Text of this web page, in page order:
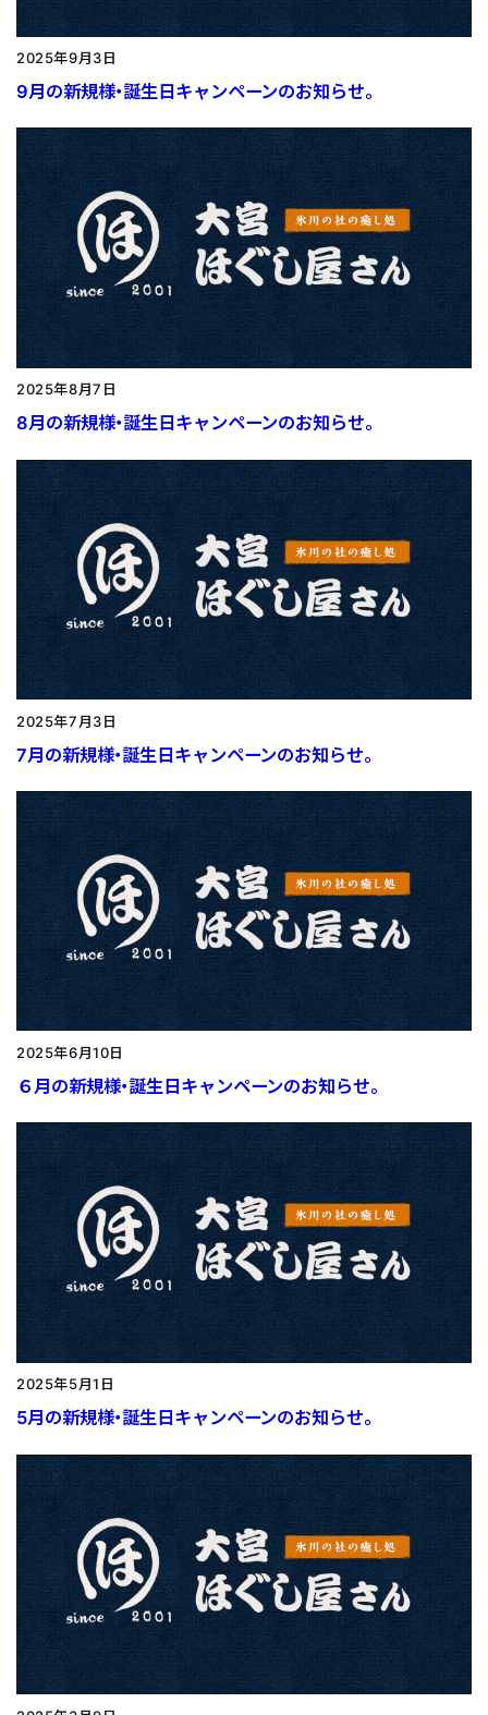
2025年9月3日
9月の新規様・誕生日キャンペーンのお知らせ。
2025年8月7日
8月の新規様・誕生日キャンペーンのお知らせ。
2025年7月3日
7月の新規様・誕生日キャンペーンのお知らせ。
2025年6月10日
６月の新規様・誕生日キャンペーンのお知らせ。
2025年5月1日
5月の新規様・誕生日キャンペーンのお知らせ。